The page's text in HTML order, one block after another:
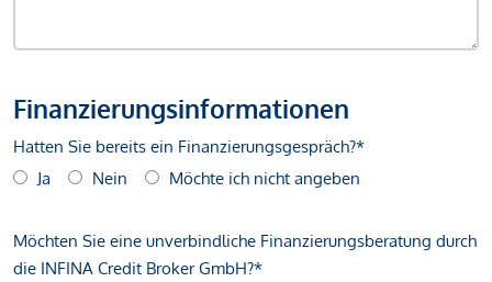
Finanzierungsinformationen
Hatten Sie bereits ein Finanzierungsgespräch?*
Ja
Nein Möchte ich nicht angeben
Möchten Sie eine unverbindliche Finanzierungsberatung durch
die INFINA Credit Broker GmbH?*